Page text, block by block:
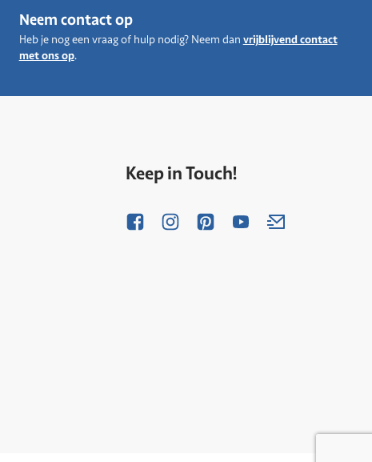
Neem contact op
Heb je nog een vraag of hulp nodig? Neem dan vrijblijvend contact
met ons op.
Keep in Touch!